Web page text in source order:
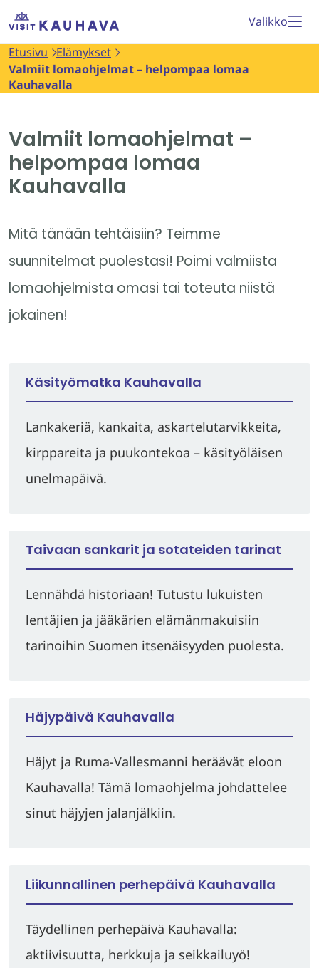
Siirry
Etusivu
Valikko
Etusivu Elämykset
Valmiit lomaohjelmat – helpompaa lomaa
Kauhavalla
Valmiit lomaohjelmat –
helpompaa lomaa
Kauhavalla
Mitä tänään tehtäisiin? Teimme
suunnitelmat puolestasi! Poimi valmiista
lomaohjelmista omasi tai toteuta niistä
jokainen!
Käsityömatka Kauhavalla
Lankakeriä, kankaita, askartelutarvikkeita,
kirppareita ja puukontekoa – käsityöläisen
unelmapäivä.
Taivaan sankarit ja sotateiden tarinat
Lennähdä historiaan! Tutustu lukuisten
lentäjien ja jääkärien elämänmakuisiin
tarinoihin Suomen itsenäisyyden puolesta.
Häjypäivä Kauhavalla
Häjyt ja Ruma-Vallesmanni heräävät eloon
Kauhavalla! Tämä lomaohjelma johdattelee
sinut häjyjen jalanjälkiin.
Liikunnallinen perhepäivä Kauhavalla
Täydellinen perhepäivä Kauhavalla:
aktiivisuutta, herkkuja ja seikkailuyö!